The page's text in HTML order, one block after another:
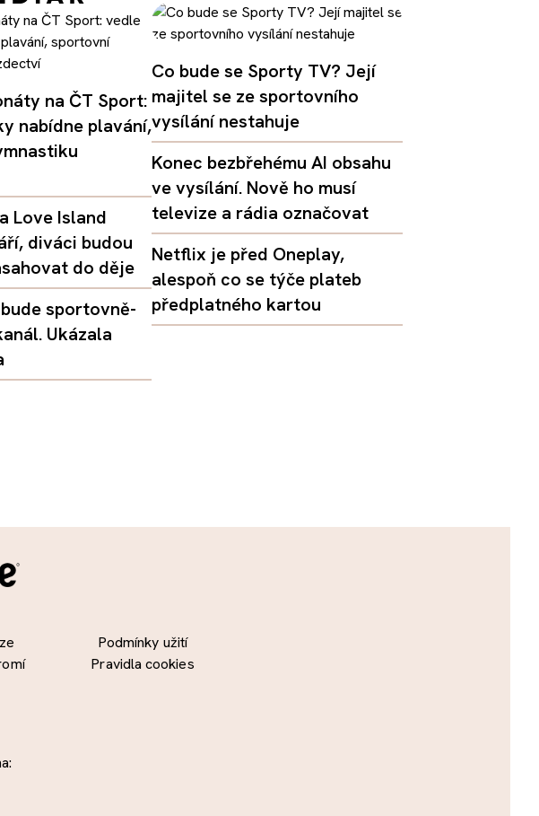
na ČT Sport:
nabídne plavání,
Love Island
diváci budou
do děje
sportovně-
Ukázala
Co bude se Sporty TV? Její
majitel se ze sportovního
vysílání nestahuje
Konec bezbřehému AI obsahu
ve vysílání. Nově ho musí
televize a rádia označovat
Netflix je před Oneplay,
alespoň co se týče plateb
předplatného kartou
Podmínky užití
Pravidla cookies